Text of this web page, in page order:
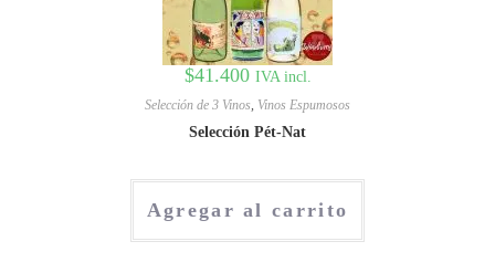
$41.400 IVA incl.
Selección de 3 Vinos, Vinos Espumosos
Selección Pét-Nat
Agregar al carrito